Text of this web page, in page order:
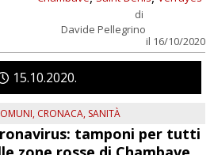
di
Davide Pellegrino
il 16/10/2020
15 10 2020
, CRONACA, SANITÀ
tamponi per tutti